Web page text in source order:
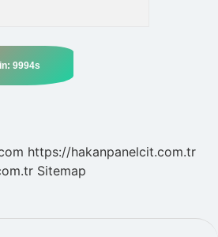
https://hakanpanelcit.com.tr
Sitemap